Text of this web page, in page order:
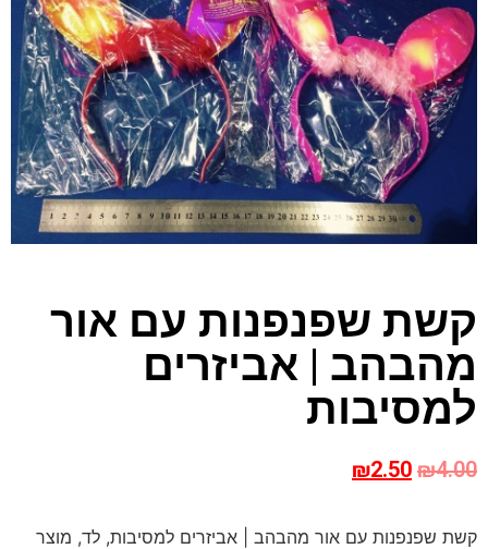
קשת שפנפנות עם אור
מהבהב | אביזרים
למסיבות
₪4.00
₪2.50
קשת שפנפנות עם אור מהבהב | אביזרים למסיבות, לד, מוצר